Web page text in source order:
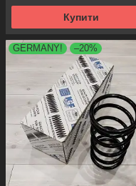
Купити
GERMANY! –20%